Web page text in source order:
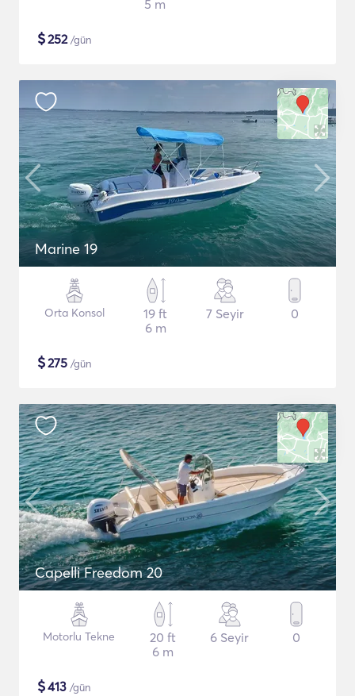
5 m
$252/gün
Marine 19
Orta Konsol
19 ft
6 m
7 Seyir 0
$275 /gün
Capelli Freedom 20
Motorlu Tekne
20 ft
6 m
6 Seyir 0
$413 /gün